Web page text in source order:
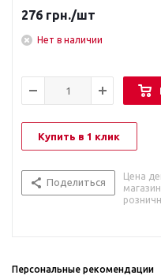
276 грн./шт
Нет в наличии
Купить в 1 клик
Поделиться
Цена
Персональные рекомендации